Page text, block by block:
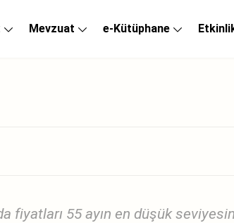
Mevzuat e-Kütüphane
fiyatları 55 ayın en düşük